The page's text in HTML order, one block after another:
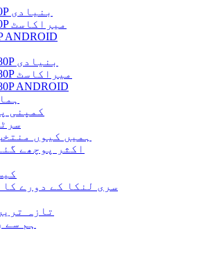
720P بنیادی
720P میراکاسٹ
ANDROID
1080P بنیادی
1080P میراکاسٹ
ANDROID
کمپنی
ہمیں کیوں
اکثر پوچھے
سری لنکا کے دورے کا
تازہ
ہم سے